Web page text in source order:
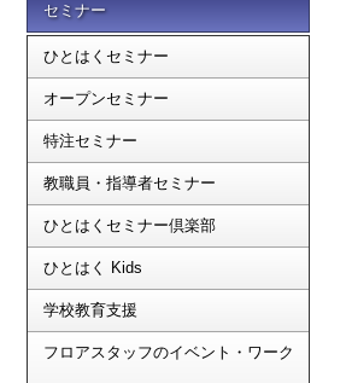
セミナー
ひとはくセミナー
オープンセミナー
特注セミナー
教職員・指導者セミナー
ひとはくセミナー倶楽部
ひとはく Kids
学校教育支援
フロアスタッフのイベント・ワーク